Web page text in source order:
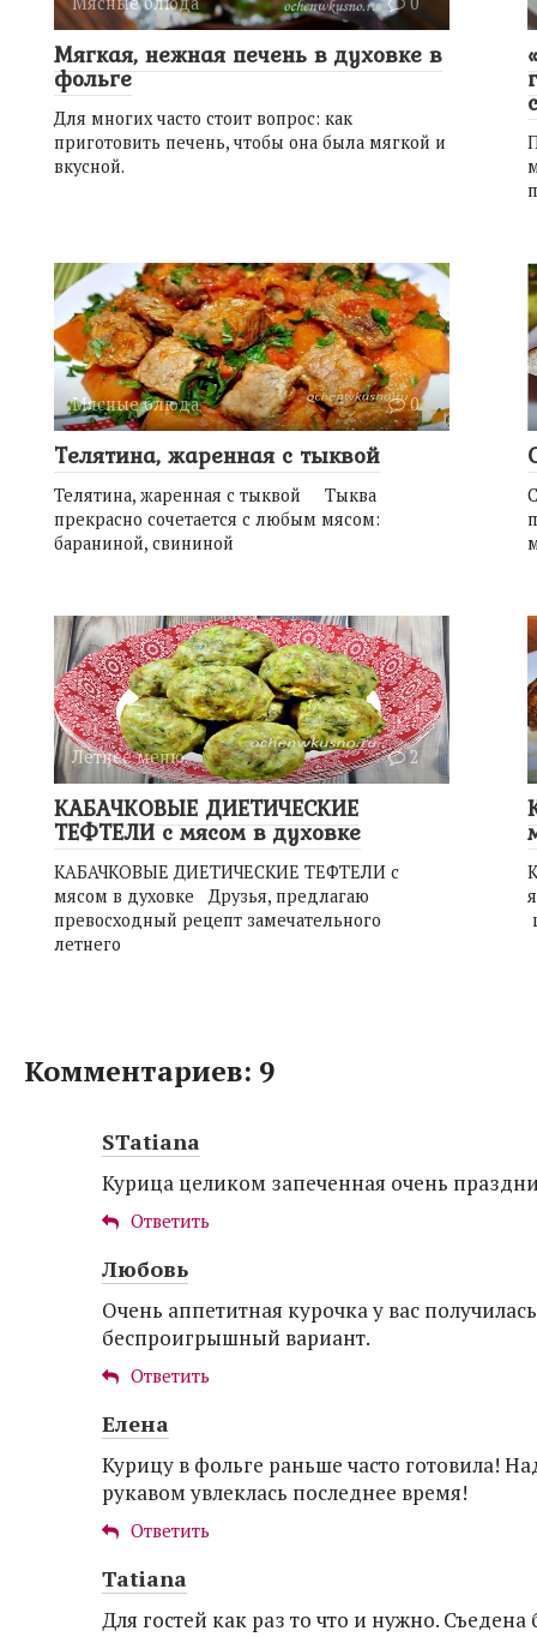
Мягкая, нежная печень в духовке в
фольге
Для многих часто стоит вопрос: как
приготовить печень, чтобы она была мягкой и
вкусной.
Мясные блюда 0
Телятина, жаренная с тыквой
Телятина, жаренная с тыквой Тыква
прекрасно сочетается с любым мясом:
бараниной, свининой
Летнее меню. 2
КАБАЧКОВЫЕ ДИЕТИЧЕСКИЕ
ТЕФТЕЛИ с мясом в духовке
КАБАЧКОВЫЕ ДИЕТИЧЕСКИЕ ТЕФТЕЛИ с
мясом в духовке Друзья, предлагаю
превосходный рецепт замечательного
летнего
Комментариев: 9
STatiana
Курица целиком запеченная очень
Ответить
Любовь
Очень аппетитная курочка у вас
беспроигрышный вариант.
Ответить
Елена
Курицу в фольге раньше часто готовила!
рукавом увлеклась последнее время!
Ответить
Tatiana
Для гостей как раз то что и нужно. Съедена